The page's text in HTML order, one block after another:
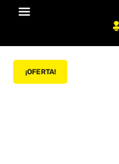
¡OFERTA!